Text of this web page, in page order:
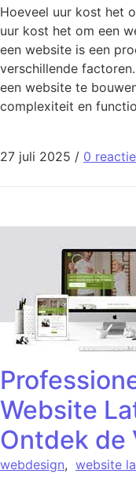
Hoeveel uur kost het
uur kost het om een
een website is een
verschillende
een website te
complexiteit en
27 juli 2025 / 0
Website
Ontdek de
webdesign, website